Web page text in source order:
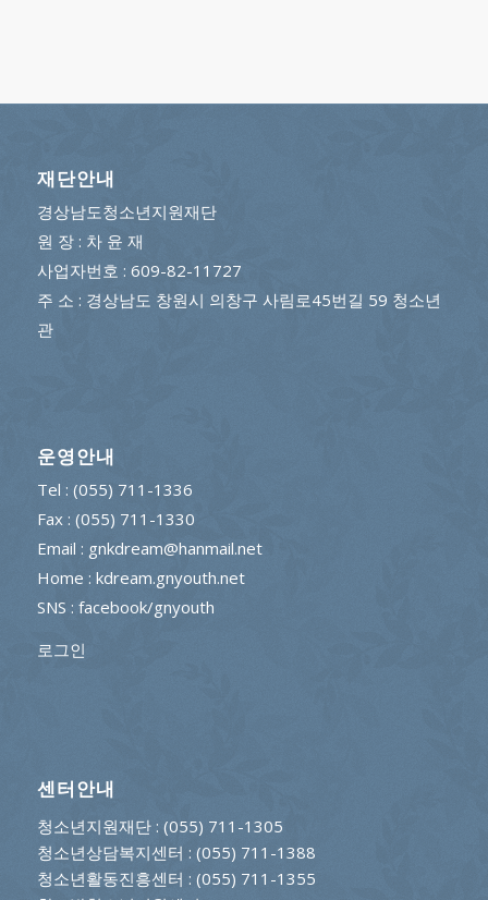
재단안내
경상남도청소년지원재단
원 장 : 차 윤 재
사업자번호 : 609-82-11727
주 소 : 경상남도 창원시 의창구 사림로45번길 59 청소년
관
운영안내
Tel : (055) 711-1336
Fax : (055) 711-1330
Email : gnkdream@hanmail.net
Home : kdream.gnyouth.net
SNS : facebook/gnyouth
로그인
센터안내
청소년지원재단: (055) 711-1305
청소년상담복지센터 : (055) 711-1388
청소년활동진흥센터 : (055) 711-1355